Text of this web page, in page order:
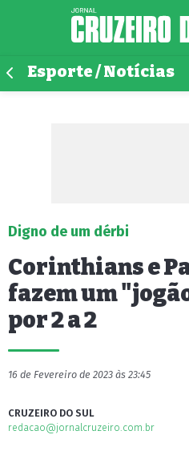
Esporte / Notícias
Digno de um dérbi
Corinthians e
fazem um
por 2 a 2
16 de Fevereiro de 2023 às 23:45
CRUZEIRO DO SUL
redacao@jornalcruzeiro.com.br